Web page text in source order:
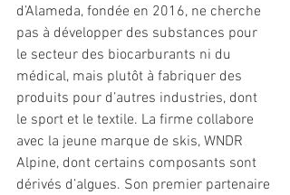
d’Alameda, fondée en 2016, ne cherche
pas à développer des substances pour
le secteur des biocarburants ni du
médical, mais plutôt à fabriquer des
produits pour d’autres industries, dont
le sport et le textile. La firme collabore
avec la jeune marque de skis, WNDR
Alpine, dont certains composants sont
dérivés d’algues. Son premier partenaire